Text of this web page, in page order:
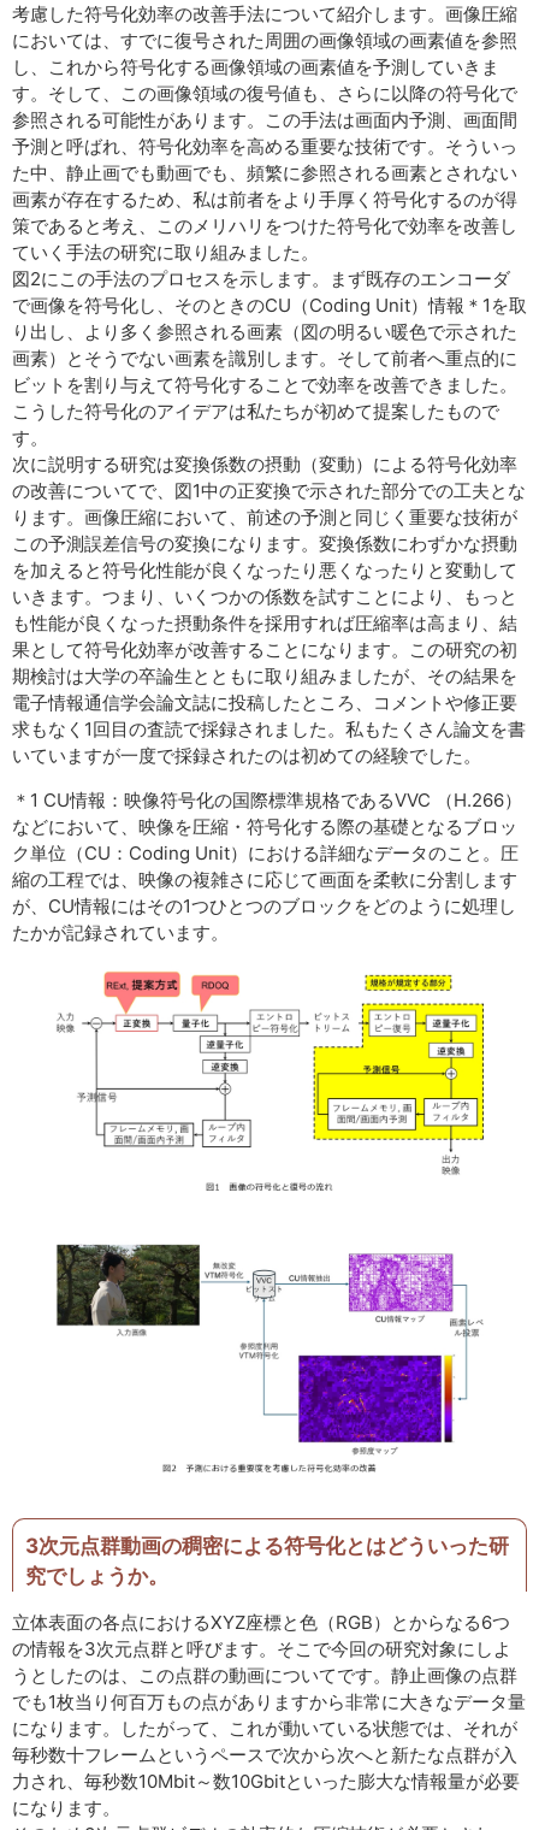
考慮した符号化効率の改善手法について紹介します。画像圧縮
においては、すでに復号された周囲の画像領域の画素値を参照
し、これから符号化する画像領域の画素値を予測していきま
す。そして、この画像領域の復号値も、さらに以降の符号化で
参照される可能性があります。この手法は画面内予測、画面間
予測と呼ばれ、符号化効率を高める重要な技術です。そういっ
た中、静止画でも動画でも、頻繁に参照される画素とされない
画素が存在するため、私は前者をより手厚く符号化するのが得
策であると考え、このメリハリをつけた符号化で効率を改善し
ていく手法の研究に取り組みました。
図2にこの手法のプロセスを示します。まず既存のエンコーダ
で画像を符号化し、そのときのCU（Coding Unit）情報＊1を取
り出し、より多く参照される画素（図の明るい暖色で示された
画素）とそうでない画素を識別します。そして前者へ重点的に
ビットを割り与えて符号化することで効率を改善できました。
こうした符号化のアイデアは私たちが初めて提案したもので
す。
次に説明する研究は変換係数の摂動（変動）による符号化効率
の改善についてで、図1中の正変換で示された部分での工夫とな
ります。画像圧縮において、前述の予測と同じく重要な技術が
この予測誤差信号の変換になります。変換係数にわずかな摂動
を加えると符号化性能が良くなったり悪くなったりと変動して
いきます。つまり、いくつかの係数を試すことにより、もっと
も性能が良くなった摂動条件を採用すれば圧縮率は高まり、結
果として符号化効率が改善することになります。この研究の初
期検討は大学の卒論生とともに取り組みましたが、その結果を
電子情報通信学会論文誌に投稿したところ、コメントや修正要
求もなく1回目の査読で採録されました。私もたくさん論文を書
いていますが一度で採録されたのは初めての経験でした。
＊1 CU情報：映像符号化の国際標準規格であるVVC （H.266）
などにおいて、映像を圧縮・符号化する際の基礎となるブロッ
ク単位（CU：Coding Unit）における詳細なデータのこと。圧
縮の工程では、映像の複雑さに応じて画面を柔軟に分割します
が、CU情報にはその1つひとつのブロックをどのように処理し
たかが記録されています。
3次元点群動画の稠密による符号化とはどういった研
究でしょうか。
立体表面の各点におけるXYZ座標と色（RGB）とからなる6つ
の情報を3次元点群と呼びます。そこで今回の研究対象にしよ
うとしたのは、この点群の動画についてです。静止画像の点群
でも1枚当り何百万もの点がありますから非常に大きなデータ量
になります。したがって、これが動いている状態では、それが
毎秒数十フレームというペースで次から次へと新たな点群が入
力され、毎秒数10Mbit～数10Gbitといった膨大な情報量が必要
になります。